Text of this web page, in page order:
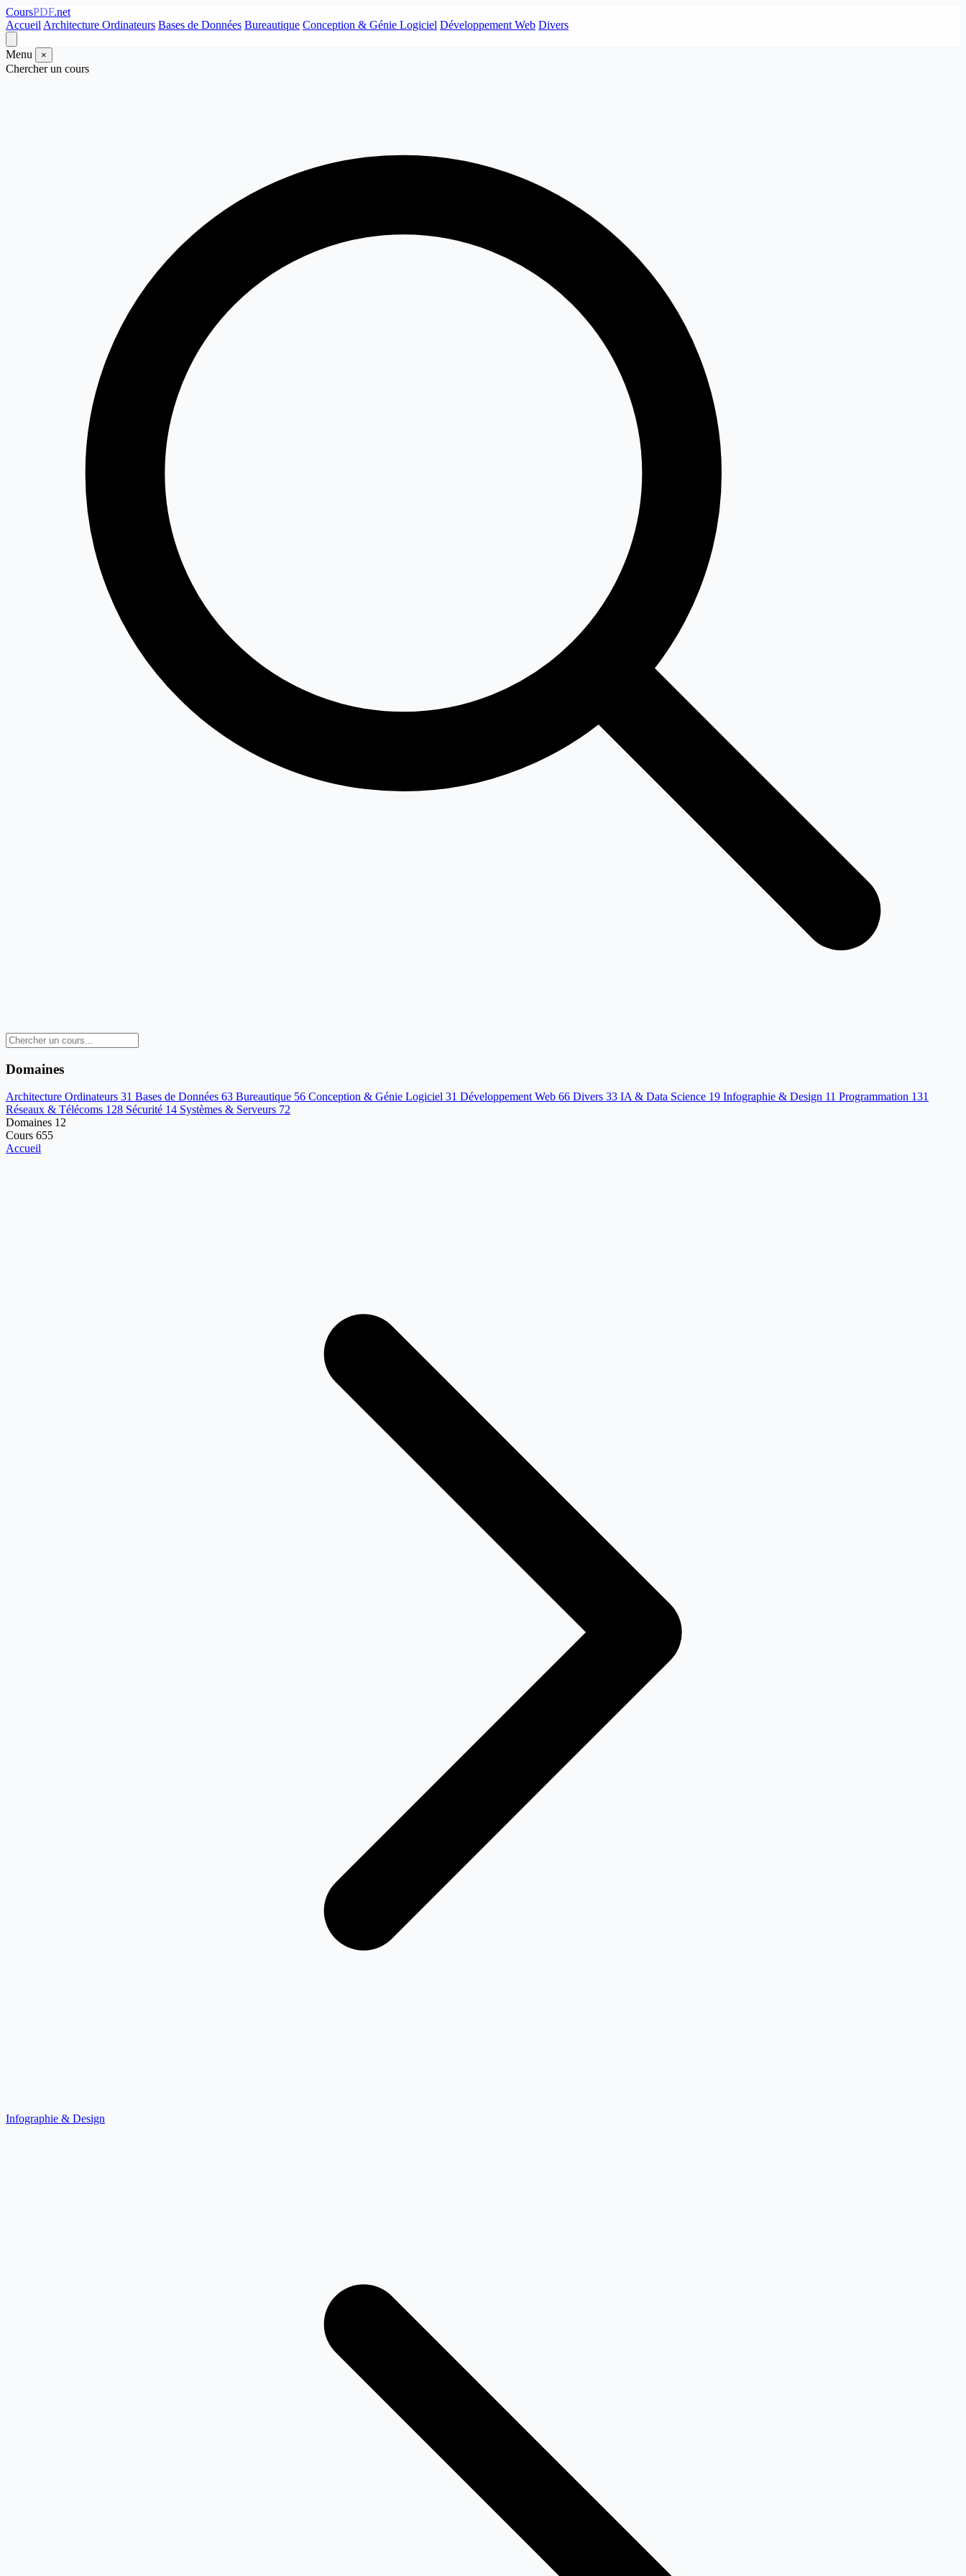
CoursPDF.net
Accueil Architecture Ordinateurs Bases de Données Bureautique Conception & Génie Logiciel Développement Web Divers
Menu ×
Chercher un cours
Domaines
Architecture Ordinateurs 31 Bases de Données 63 Bureautique 56 Conception & Génie Logiciel 31 Développement Web 66 Divers 33 IA & Data Science 19 Infographie & Design 11 Programmation 131
Réseaux & Télécoms 128 Sécurité 14 Systèmes & Serveurs 72
Domaines 12
Cours 655
Accueil
Infographie & Design